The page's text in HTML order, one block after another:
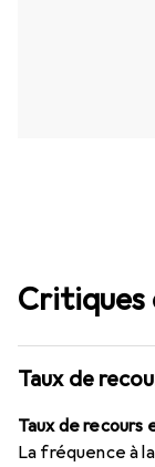
Critiques
Taux de
Taux de recours
La fréquence à